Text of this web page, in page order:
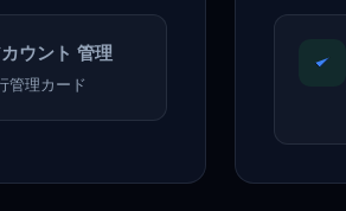
ウント 管理
管理カード